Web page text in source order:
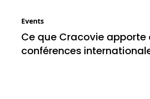
Events
Ce que Cracovie apporte
conférences